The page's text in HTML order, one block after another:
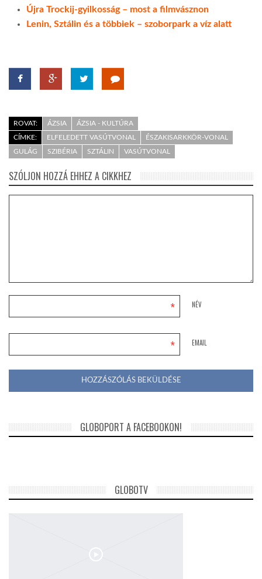
Újra Trockij-gyilkosság – most a filmvásznon
Lenin, Sztálin és a többiek – szoborpark a víz alatt
ROVAT: ÁZSIA
ÁZSIA - KULTÚRA
CÍMKE:
ELFELEDETT VASÚTVONAL
ÉSZAKISARKKÖR-VONAL
GULÁG
SZIBÉRIA SZTÁLIN VASÚTVONAL
SZÓLJON HOZZÁ EHHEZ A CIKKHEZ
NÉV
*
EMAIL
*
GLOBOPORT A FACEBOOKON!
GLOBOTV